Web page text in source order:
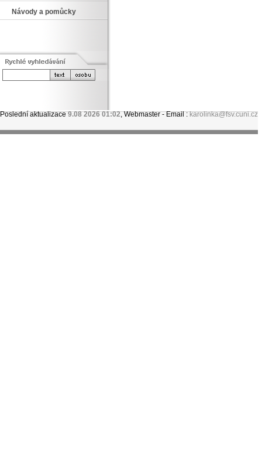
Návody a pomůcky
Poslední aktualizace9.08 2026 01:02, Webmaster - Email :karolinka@fsv.cuni.cz